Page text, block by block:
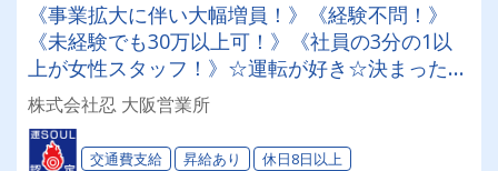
《事業拡大に伴い大幅増員！》《経験不問！》
《未経験でも30万以上可！》《社員の3分の1以
上が女性スタッフ！》☆運転が好き☆決まったル
ートが安心☆いろんな所を走りたい☆いろんな事
に挑戦したい☆あなたに合った働き方☆あなたの
希望！叶います☆
株式会社忍 大阪営業所
交通費支給 昇給あり 休日8日以上